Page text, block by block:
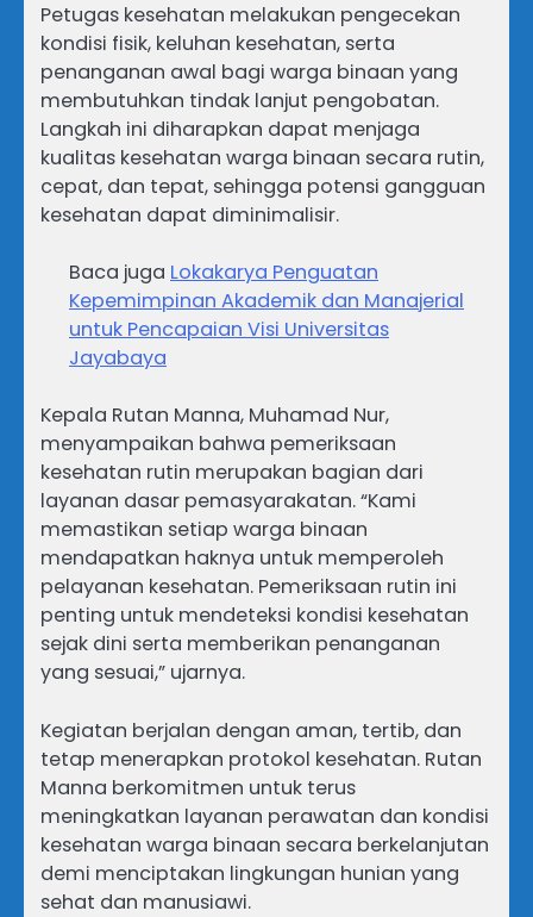
Petugas kesehatan melakukan pengecekan
kondisi fisik, keluhan kesehatan, serta
penanganan awal bagi warga binaan yang
membutuhkan tindak lanjut pengobatan.
Langkah ini diharapkan dapat menjaga
kualitas kesehatan warga binaan secara rutin,
cepat, dan tepat, sehingga potensi gangguan
kesehatan dapat diminimalisir.
Baca juga Lokakarya Penguatan
Kepemimpinan Akademik dan Manajerial
untuk Pencapaian Visi Universitas
Jayabaya
Kepala Rutan Manna, Muhamad Nur,
menyampaikan bahwa pemeriksaan
kesehatan rutin merupakan bagian dari
layanan dasar pemasyarakatan. “Kami
memastikan setiap warga binaan
mendapatkan haknya untuk memperoleh
pelayanan kesehatan. Pemeriksaan rutin ini
penting untuk mendeteksi kondisi kesehatan
sejak dini serta memberikan penanganan
yang sesuai,” ujarnya.
Kegiatan berjalan dengan aman, tertib, dan
tetap menerapkan protokol kesehatan. Rutan
Manna berkomitmen untuk terus
meningkatkan layanan perawatan dan kondisi
kesehatan warga binaan secara berkelanjutan
demi menciptakan lingkungan hunian yang
sehat dan manusiawi.